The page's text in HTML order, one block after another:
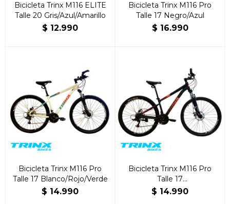
Bicicleta Trinx M116 ELITE
Talle 20 Gris/Azul/Amarillo
$ 12.990
Bicicleta Trinx M116 Pro
Talle 17 Negro/Azul
$ 16.990
Bicicleta Trinx M116 Pro
Talle 17 Blanco/Rojo/Verde
$ 14.990
Bicicleta Trinx M116 Pro
Talle 17
Negro/Rojo/Naranja
$ 14.990